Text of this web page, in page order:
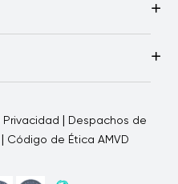
Garantía Royal Prestige
apoyamosBlogs -
| Despachos de
| Código de Ética AMVD